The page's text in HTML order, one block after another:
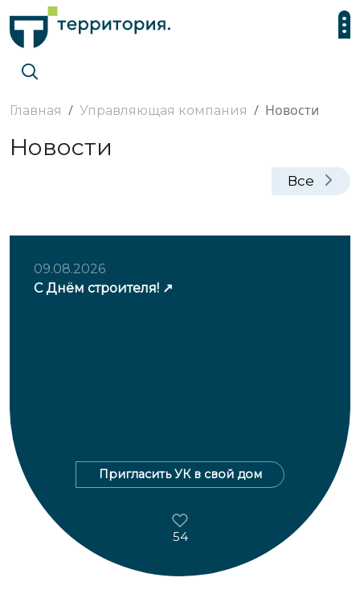
Главная Управляющая компания Новости
Новости
Все
09.08.2026
С Днём строителя!
Пригласить УК в свой дом
54